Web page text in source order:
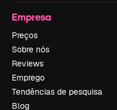
Empresa
Preços
Sobre nós
Reviews
Emprego
Tendências de pesquisa
Blog